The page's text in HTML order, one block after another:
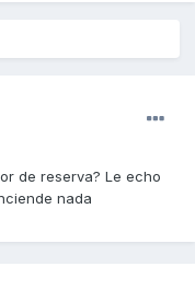
de reserva? Le echo
nada